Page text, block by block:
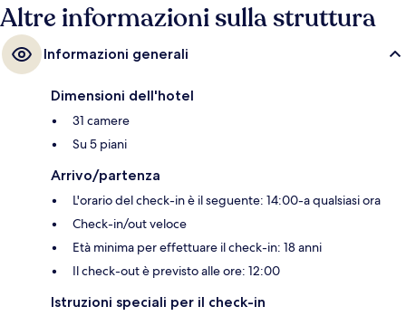
Altre informazioni sulla struttura
Informazioni generali
Dimensioni dell'hotel
31 camere
Su 5 piani
Arrivo/partenza
L'orario del check-in è il seguente: 14:00-a qualsiasi ora
Check-in/out veloce
Età minima per effettuare il check-in: 18 anni
Il check-out è previsto alle ore: 12:00
Istruzioni speciali per il check-in